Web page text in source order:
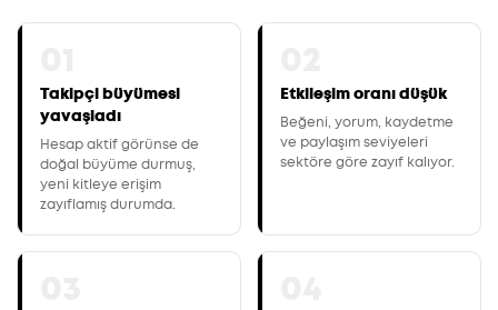
Takipçi büyümesi
yavaşladı
Hesap aktif görünse de
doğal büyüme durmuş,
yeni kitleye erişim
zayıflamış durumda.
Etkileşim oranı düşük
Beğeni, yorum, kaydetme
ve paylaşım seviyeleri
sektöre göre zayıf kalıyor.